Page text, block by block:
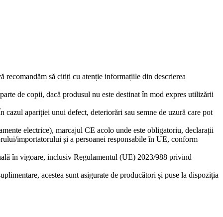
să citiți cu atenție informațiile din descrierea
de copii, dacă produsul nu este destinat în mod expres utilizării
apariției unui defect, deteriorări sau semne de uzură care pot
electrice), marcajul CE acolo unde este obligatoriu, declarații
importatorului și a persoanei responsabile în UE, conform
în vigoare, inclusiv Regulamentul (UE) 2023/988 privind
acestea sunt asigurate de producători și puse la dispoziția